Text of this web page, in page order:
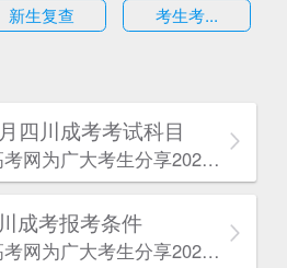
新生复查 考生考...
四川成考考试科目
四川成人高考网​为广大考生分享2025年10月四川成考考试科目。为广大在职人员和社会人士提供学历提升的机会。更多四川成考考试信息，欢迎在线访问四川成人高考网。
成考报考条件
四川成人高考网​为广大考生分享2025年‌‌‌‌四川成考报考条件。为广大在职人员和社会人士提供学历提升的机会。更多四川成考考试信息，欢迎在线访问四川成人高考网。